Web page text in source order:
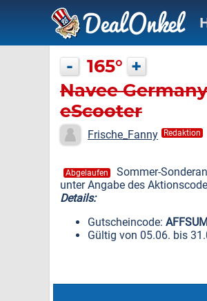
- 165° +
Navee
eScooter
Frische_Fanny Redaktion
Abgelaufen
Sommer-
unter Angabe des
Details:
Gutscheincode:
Gültig von 05.06. bis